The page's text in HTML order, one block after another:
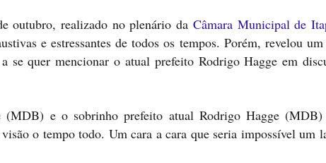
outubro, realizado no plenário da Câmara Municipal de
e estressantes de todos os tempos. Porém, revelou
se quer mencionar o atual prefeito Rodrigo Hagge em
e o sobrinho prefeito atual Rodrigo Hagge
o tempo todo. Um cara a cara que seria impossível um